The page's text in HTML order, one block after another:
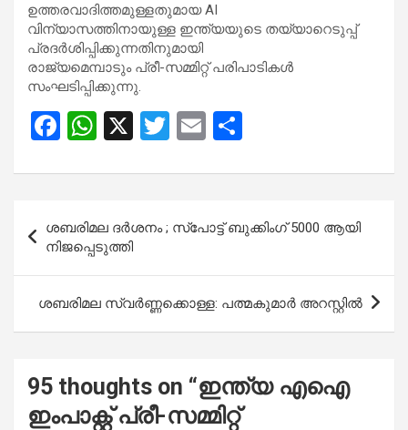
ഉത്തരവാദിത്തമുള്ളതുമായ AI
വിന്യാസത്തിനായുള്ള ഇന്ത്യയുടെ തയ്യാറെടുപ്പ്
പ്രദർശിപ്പിക്കുന്നതിനുമായി
രാജ്യമെമ്പാടും പ്രീ-സമ്മിറ്റ് പരിപാടികൾ
സംഘടിപ്പിക്കുന്നു.
F
ce
o
o
k
W
at
A
p
p
X
T
tt
er
E
ail ar
navigation
ശബരിമല ദർശനം ; സ്പോട്ട് ബുക്കിംഗ് 5000 ആയി
നിജപ്പെടുത്തി
ശബരിമല സ്വർണ്ണക്കൊള്ള: പത്മകുമാർ അറസ്റ്റിൽ
95 thoughts on “ഇന്ത്യ എഐ
ഇംപാക്റ്റ് പ്രീ-സമ്മിറ്റ്